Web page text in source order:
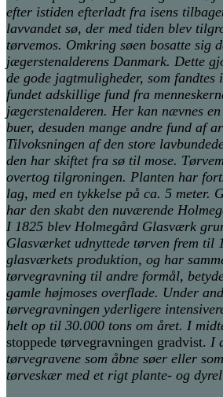
efter istiden efterladt fra isens
lavvandet sø, der med tiden blev
tørvemos. Omkring søen bosatte sig
jægerstenalderens Danmark. Dette
de gode jagtmuligheder, som fandtes
fundet adskillige fund fra
jægerstenalderen. Her kan nævnes
buer, desuden mange andre fund af
Tilvoksningen af den store
den har skiftet fra sø til mose.
overtog tilgroningen. Planten har
lag, med en tykkelse på ca. 5 meter.
har den skabt den nuværende
I 1825 blev Holmegård Glasværk
Glasværket udnyttede tørven frem til
glasværkets produktion, og har
tørvegravning til andre formål,
gamle højmoses overflade. Under
tørvegravningen yderligere
helt op til 30.000 tons om året. I
stoppede tørvegravningen gradvist. I
tørvegravene som åbne søer eller
tørveskær med et rigt plante- og